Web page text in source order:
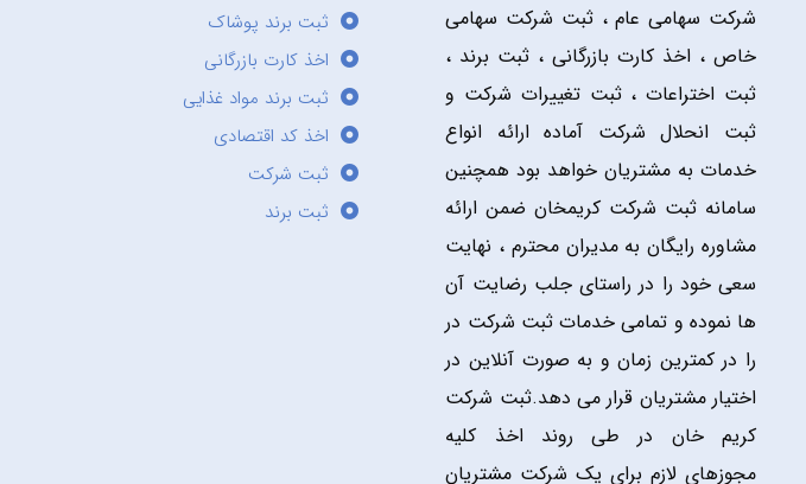
شرکت سهامی عام ، ثبت شرکت سهامی
خاص ، اخذ کارت بازرگانی ، ثبت برند ،
ثبت اختراعات ، ثبت تغییرات شرکت و
ثبت انحلال شرکت آماده ارائه انواع
خدمات به مشتریان خواهد بود همچنین
سامانه ثبت شرکت کریمخان ضمن ارائه
مشاوره رایگان به مدیران محترم ، نهایت
سعی خود را در راستای جلب رضایت آن
ها نموده و تمامی خدمات ثبت شرکت در
را در کمترین زمان و به صورت آنلاین در
اختیار مشتریان قرار می دهد.ثبت شرکت
کریم خان در طی روند اخذ کلیه
مجوزهای لازم برای یک شرکت مشتریان
ثبت برند پوشاک
اخذ کارت بازرگانی
ثبت برند مواد غذایی
اخذ کد اقتصادی
ثبت شرکت
ثبت برند